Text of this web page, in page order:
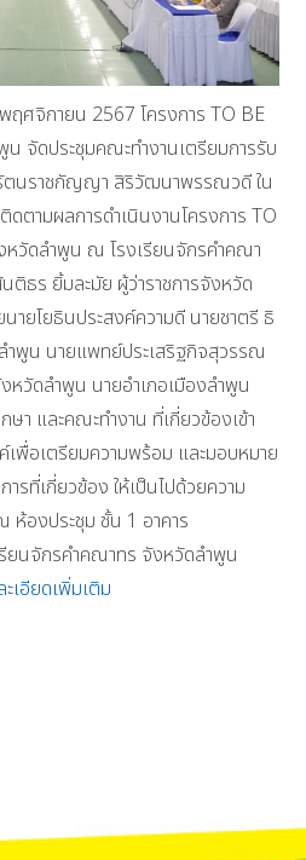
น 2567 โครงการ TO BE
จัดประชุมคณะทำงานเตรียมการรับ
ตนราชกัญญา สิริวัฒนาพรรณวดี ใน
ดตามผลการดำเนินงานโครงการ TO
วัดลำพูน ณ โรงเรียนจักรคำคณา
ธร ยิ้มละมัย ผู้ว่าราชการจังหวัด
ายโยธินประสงค์ความดี นายชาตรี ธิ
ำพูน นายแพทย์ประเสริฐกิจสุวรรณ
วัดลำพูน นายอำเภอเมืองลำพูน
า และคณะทำงาน ที่เกี่ยวข้องเข้า
พื่อเตรียมความพร้อม และมอบหมาย
รที่เกี่ยวข้อง ให้เป็นไปด้วยความ
ห้องประชุม ชั้น 1 อาคาร
ยนจักรคำคณาทร จังหวัดลำพูน
ะเอียดเพิ่มเติม
ายวันถึงแก่พิราลัยพลตรีมหาอำมาตย์โทเจ้
ขอแสดงความยินดีกับนักเรียนที่ผ่านการคัดเ